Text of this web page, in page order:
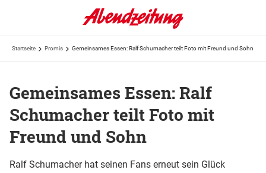
Startseite Promis Gemeinsames Essen: Ralf Schumacher teilt Foto mit Freund und Sohn
Gemeinsames Essen: Ralf
Schumacher teilt Foto mit
Freund und Sohn
Ralf Schumacher hat seinen Fans erneut sein Glück